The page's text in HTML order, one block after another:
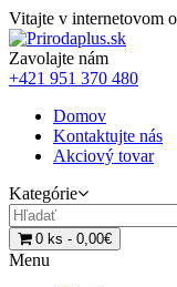
Vitajte v internetovom
Zavolajte nám
+421 951 370 480
Domov
Kontaktujte nás
Akciový tovar
Kategórie
0 ks - 0,00€
Menu